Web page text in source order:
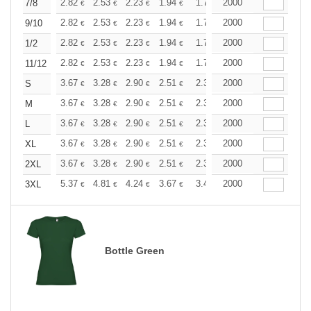
7/8 2.82 € 2.53 € 2.23 € 1.94 € 1.78 1.71
2000
9/10
2.82 € 2.53 € 2.23 € 1.94 € 1.78 1.71
2000
1/2
2.82 € 2.53 € 2.23 € 1.94 € 1.78 1.71
2000
11/12
2.82 € 2.53 € 2.23 € 1.94 € 1.78 1.71
2000
S
3.67 € 3.28 € 2.90 € 2.51 € 2.32 2.22
2000
M
3.67 € 3.28 € 2.90 € 2.51 € 2.32 2.22
2000
L
3.67 € 3.28 € 2.90 € 2.51 € 2.32 2.22
2000
XL
3.67 € 3.28 € 2.90 € 2.51 € 2.32 2.22
2000
2XL
3.67 € 3.28 € 2.90 € 2.51 € 2.32 2.22
2000
3XL
5.37 € 4.81 € 4.24 € 3.67 € 3.40 3.25
2000
Bottle Green